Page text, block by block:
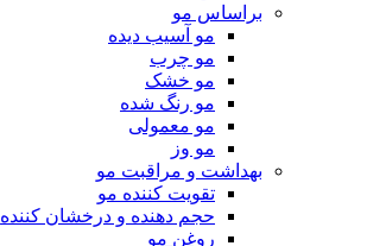
براساس مو
مو آسیب دیده
مو چرب
مو خشک
مو رنگ شده
مو معمولی
مو وز
بهداشت و مراقبت مو
تقویت کننده مو
حجم دهنده و درخشان کننده
روغن مو